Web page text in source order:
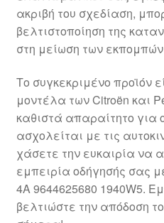
πληρωμές
Σχετικά με εμάς
ακριβή του σχεδίαση,
βελτιστοποίηση της
στη μείωση των
Το συγκεκριμένο προϊόν
μοντέλα των Citroën και
καθιστά απαραίτητο για
ασχολείται με τις
χάσετε την ευκαιρία να
εμπειρία οδήγησής σας
4A 9644625680 1940W5.
βελτιώστε την απόδοση